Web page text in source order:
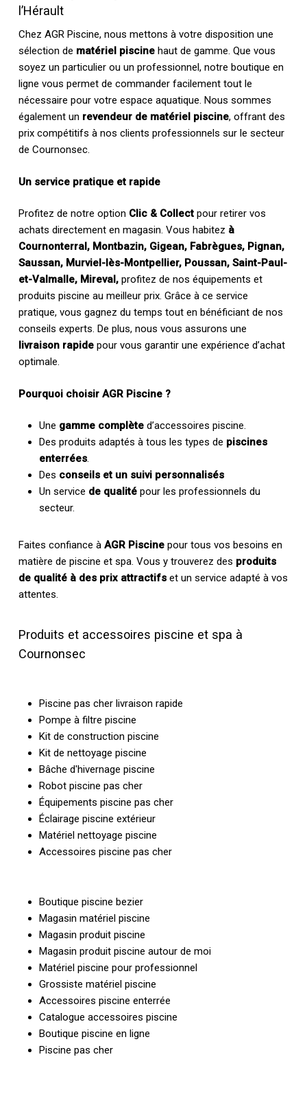
l’Hérault
Chez AGR Piscine, nous mettons à votre disposition une
sélection de matériel piscinehaut de gamme. Que vous
soyez un particulier ou un professionnel, notre boutique en
ligne vous permet de commander facilement tout le
nécessaire pour votre espace aquatique. Nous sommes
également un revendeur de matériel piscine, offrant des
prix compétitifs à nos clients professionnels sur le secteur
de Cournonsec.
Un service pratique et rapide
Profitez de notre option Clic & Collectpour retirer vos
achats directement en magasin. Vous habitez à
Cournonterral, Montbazin, Gigean, Fabrègues, Pignan,
Saussan, Murviel-lès-Montpellier, Poussan, Saint-Paul-
et-Valmalle, Mireval, profitez de nos équipements et
produits piscine au meilleur prix. Grâce à ce service
pratique, vous gagnez du temps tout en bénéficiant de nos
conseils experts. De plus, nous vous assurons une
livraison rapidepour vous garantir une expérience d’achat
optimale.
Pourquoi choisir AGR Piscine ?
Une gamme complèted’accessoires piscine.
Des produits adaptés à tous les types de piscines
enterrées.
Des conseils et un suivi personnalisés
Un service de qualitépour les professionnels du
secteur.
Faites confiance à AGR Piscinepour tous vos besoins en
matière de piscine et spa. Vous y trouverez des produits
de qualité à des prix attractifset un service adapté à vos
attentes.
Produits et accessoires piscine et spa à
Cournonsec
Piscine pas cher livraison rapide
Pompe à filtre piscine
Kit de construction piscine
Kit de nettoyage piscine
Bâche d'hivernage piscine
Robot piscine pas cher
Équipements piscine pas cher
Éclairage piscine extérieur
Matériel nettoyage piscine
Accessoires piscine pas cher
Boutique piscine bezier
Magasin matériel piscine
Magasin produit piscine
Magasin produit piscine autour de moi
Matériel piscine pour professionnel
Grossiste matériel piscine
Accessoires piscine enterrée
Catalogue accessoires piscine
Boutique piscine en ligne
Piscine pas cher